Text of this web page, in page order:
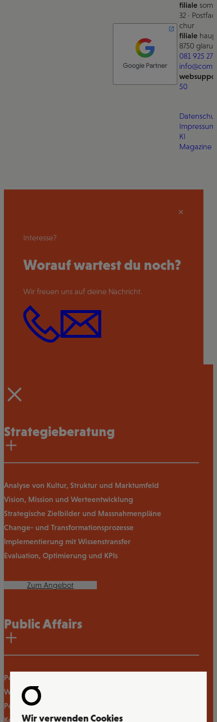
filiale
32 ·
chur
filiale
8750 glarus
081 925 27
50
Impressum
KI
Magazine
Interesse?
Worauf wartest du noch?
Wir freuen uns auf deine Nachricht.
Strategieberatung
Analyse von Kultur, Struktur und Marktumfeld
Vision, Mission und Werteentwicklung
Strategische Zielbilder und Massnahmenpläne
Change- und Transformationsprozesse
Implementierung mit Wissenstransfer
Evaluation, Optimierung und KPIs
Zum Angebot
Public Affairs
Politische Strategieberatung
Wahl- und Abstimmungskampagnen
Polit- und Issue-Monitoring
Kommunikationskampagnen
Wir verwenden Cookies